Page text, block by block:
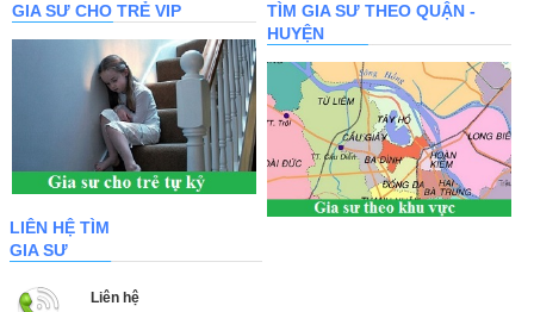
GIA SƯ CHO TRẺ VIP
TÌM GIA SƯ THEO QUẬN -
HUYỆN
LIÊN HỆ TÌM
GIA SƯ
Liên hệ